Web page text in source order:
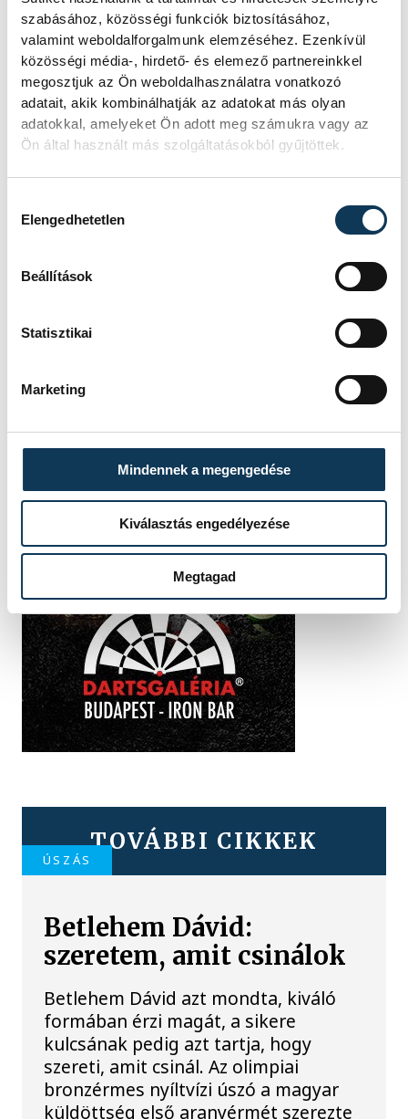
szabásához, közösségi funkciók biztosításához,
valamint weboldalforgalmunk elemzéséhez. Ezenkívül
közösségi média-, hirdető- és elemező partnereinkkel
megosztjuk az Ön weboldalhasználatra vonatkozó
adatait, akik kombinálhatják az adatokat más olyan
adatokkal, amelyeket Ön adott meg számukra vagy az
Ön által használt más szolgáltatásokból gyűjtöttek.
Elengedhetetlen
Beállítások
Statisztikai
Marketing
Mindennek a megengedése
Kiválasztás engedélyezése
Megtagad
SZERZŐ
vehir.hu
TOVÁBBI CIKKEK
ÚSZÁS
Betlehem Dávid:
szeretem, amit csinálok
Betlehem Dávid azt mondta, kiváló
formában érzi magát, a sikere
kulcsának pedig azt tartja, hogy
szereti, amit csinál. Az olimpiai
bronzérmes nyíltvízi úszó a magyar
küldöttség első aranyérmét szerezte